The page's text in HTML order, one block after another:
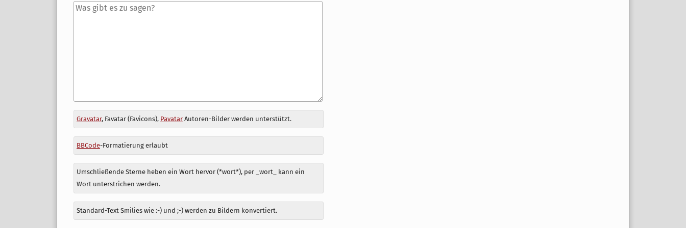
Antwort
zu
Gravatar, Favatar (Favicons), PavatarAutoren-Bilder werden unterstützt.
BBCode-Formatierung erlaubt
Umschließende Sterne heben ein Wort hervor (*wort*), per _wort_ kann ein
Wort unterstrichen werden.
Standard-Text Smilies wie :-) und ;-) werden zu Bildern konvertiert.